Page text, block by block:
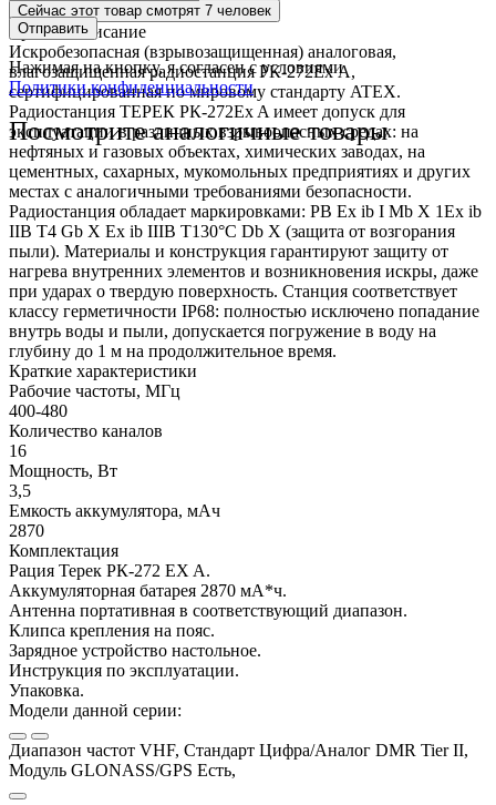
Отправить
Нажимая на кнопку, я согласен с условиями
Политики конфиденциальности
Посмотрите аналогичные товары
Сейчас этот товар смотрят 7 человек
Краткое описание
Искробезопасная (взрывозащищенная) аналоговая,
влагозащищенная радиостанция РК-272Ex А,
сертифицированная по мировому стандарту ATEX.
Радиостанция ТЕРЕК РК-272Ex A имеет допуск для
эксплуатации в различных взрывоопасных средах: на
нефтяных и газовых объектах, химических заводах, на
цементных, сахарных, мукомольных предприятиях и других
местах с аналогичными требованиями безопасности.
Радиостанция обладает маркировками: РB Ex ib I Mb X 1Ex ib
IIB T4 Gb X Ex ib IIIB Т130°C Db X (защита от возгорания
пыли). Материалы и конструкция гарантируют защиту от
нагрева внутренних элементов и возникновения искры, даже
при ударах о твердую поверхность. Станция соответствует
классу герметичности IP68: полностью исключено попадание
внутрь воды и пыли, допускается погружение в воду на
глубину до 1 м на продолжительное время.
Краткие характеристики
Рабочие частоты, МГц
400-480
Количество каналов
16
Мощность, Вт
3,5
Емкость аккумулятора, мАч
2870
Комплектация
Рация Терек РК-272 EX A.
Аккумуляторная батарея 2870 мА*ч.
Антенна портативная в соответствующий диапазон.
Клипса крепления на пояс.
Зарядное устройство настольное.
Инструкция по эксплуатации.
Упаковка.
Модели данной серии:
Диапазон частот VHF, Стандарт Цифра/Аналог DMR Tier II,
Модуль GLONASS/GPS Есть,